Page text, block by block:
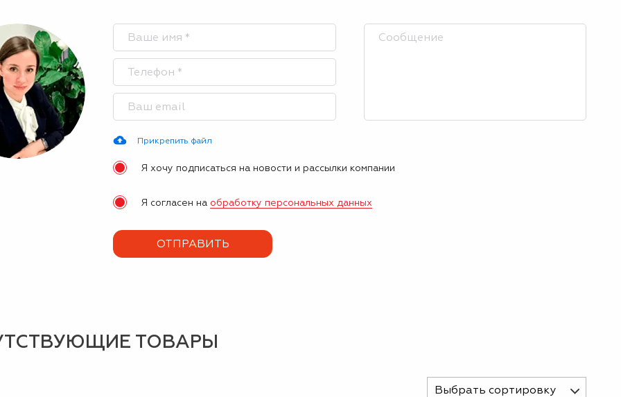
Прикрепить файл
Я хочу подписаться на новости и рассылки компании
Я согласен на обработку персональных данных
ТОВАРЫ
Выбрать сортировку